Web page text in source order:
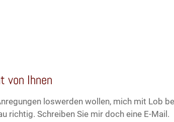
von Ihnen
loswerden wollen, mich mit Lob
richtig. Schreiben Sie mir doch eine E-Mail.